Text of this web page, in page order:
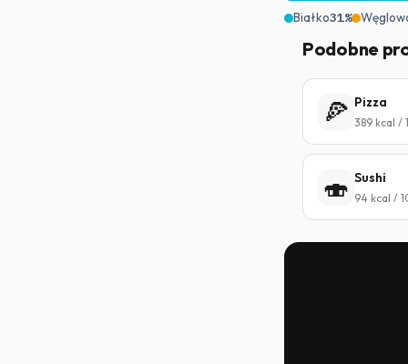
Białko31%
Podobne
🍕 Pizza
389 kcal /
🍣 Sushi
94 kcal /